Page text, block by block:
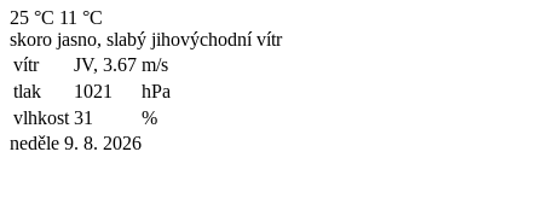
25 °C 11 °C
skoro jasno, slabý jihovýchodní vítr
vítr
JV, 3.67 m/s
tlak
1021
hPa
vlhkost 31
%
neděle 9. 8. 2026